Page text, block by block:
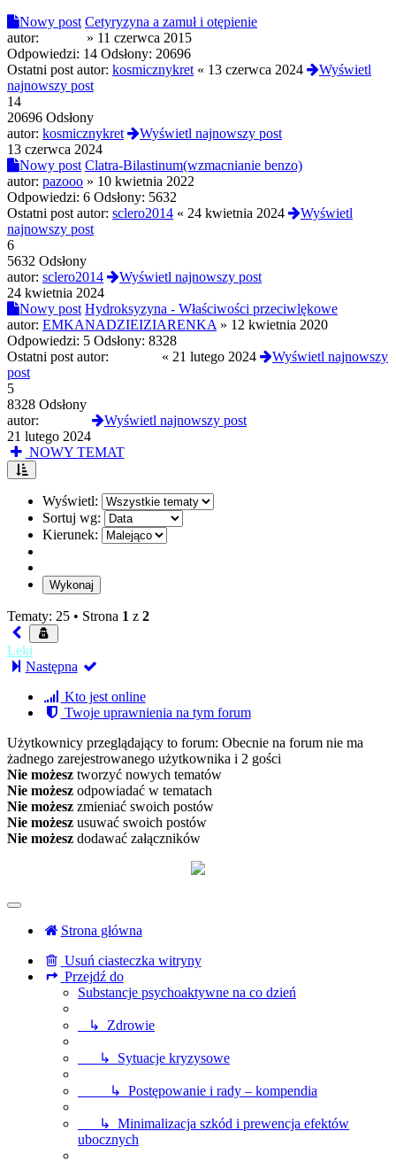
Nowy post Cetyryzyna a zamuł i otępienie
autor:
» 11 czerwca 2015
Odpowiedzi: 14 Odsłony: 20696
Ostatni post autor: kosmicznykret « 13 czerwca 2024
Wyświetl
najnowszy post
14
20696 Odsłony
autor: kosmicznykret
Wyświetl najnowszy post
13 czerwca 2024
Nowy post Clatra-Bilastinum(wzmacnianie benzo)
autor: pazooo » 10 kwietnia 2022
Odpowiedzi: 6 Odsłony: 5632
Ostatni post autor: sclero2014 « 24 kwietnia 2024
Wyświetl
najnowszy post
6
5632 Odsłony
autor: sclero2014
Wyświetl najnowszy post
24 kwietnia 2024
Nowy post Hydroksyzyna - Właściwości przeciwlękowe
autor: EMKANADZIEIZIARENKA » 12 kwietnia 2020
Odpowiedzi: 5 Odsłony: 8328
Ostatni post autor:
« 21 lutego 2024
Wyświetl najnowszy
post
5
8328 Odsłony
autor:
Wyświetl najnowszy post
21 lutego 2024
NOWY TEMAT
Wyświetl:
Sortuj wg:
Kierunek:
Tematy: 25 • Strona 1 z 2
Leki
Następna
Kto jest online
Twoje uprawnienia na tym forum
Użytkownicy przeglądający to forum: Obecnie na forum nie ma
żadnego zarejestrowanego użytkownika i 2 gości
Nie możesz tworzyć nowych tematów
Nie możesz odpowiadać w tematach
Nie możesz zmieniać swoich postów
Nie możesz usuwać swoich postów
Nie możesz dodawać załączników
Strona główna
Usuń ciasteczka witryny
Przejdź do
Substancje psychoaktywne na co dzień
↳ Zdrowie
↳ Sytuacje kryzysowe
↳ Postępowanie i rady – kompendia
↳ Minimalizacja szkód i prewencja efektów
ubocznych